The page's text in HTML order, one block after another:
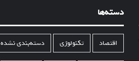
دسته‌ها
اقتصاد تکنولوژی دسته‌بندی نشده